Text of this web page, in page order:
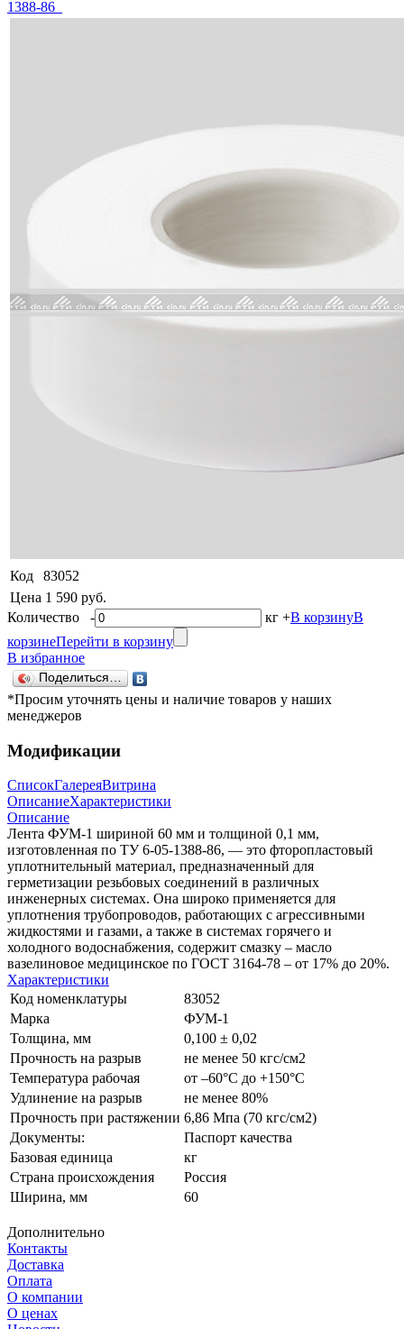
Код
83052
Цена 1 590 руб.
Количество - кг +В корзинуВ
корзинеПерейти в корзину
В избранное
Поделиться…
*Просим уточнять цены и наличие товаров у наших
менеджеров
Модификации
СписокГалереяВитрина
ОписаниеХарактеристики
Описание
Лента ФУМ-1 шириной 60 мм и толщиной 0,1 мм,
изготовленная по ТУ 6-05-1388-86, — это фторопластовый
уплотнительный материал, предназначенный для
герметизации резьбовых соединений в различных
инженерных системах. Она широко применяется для
уплотнения трубопроводов, работающих с агрессивными
жидкостями и газами, а также в системах горячего и
холодного водоснабжения, содержит смазку – масло
вазелиновое медицинское по ГОСТ 3164-78 – от 17% до 20%.
Характеристики
Код номенклатуры
83052
Марка
ФУМ-1
Толщина, мм
0,100 ± 0,02
Прочность на разрыв
не менее 50 кгс/см2
Температура рабочая
от –60°С до +150°С
Удлинение на разрыв
не менее 80%
Прочность при растяжении 6,86 Мпа (70 кгс/см2)
Документы:
Паспорт качества
Базовая единица
кг
Страна происхождения
Россия
Ширина, мм
60
Дополнительно
Контакты
Доставка
Оплата
О компании
О ценах